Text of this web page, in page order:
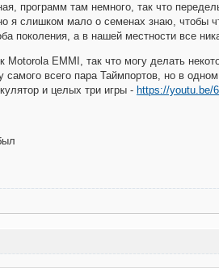
программ там немного, так что
я слишком мало о семенах знаю, чтобы
поколения, а в нашей местности все
Motorola EMMI, так что могу делать
самого всего пара Таймпортов, но в
и целых три игры - https://youtu.be/